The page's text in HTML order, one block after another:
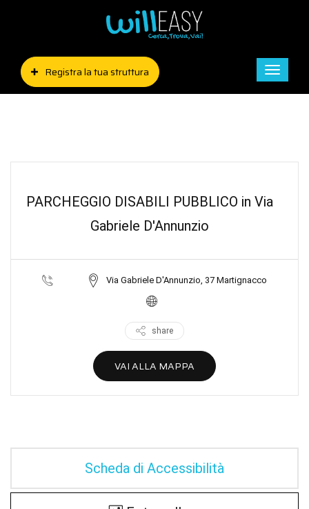
Registra la tua struttura
Toggle
PARCHEGGIO DISABILI PUBBLICO in Via
Gabriele D'Annunzio
Via Gabriele D'Annunzio, 37 Martignacco
share
VAI ALLA MAPPA
Scheda di Accessibilità